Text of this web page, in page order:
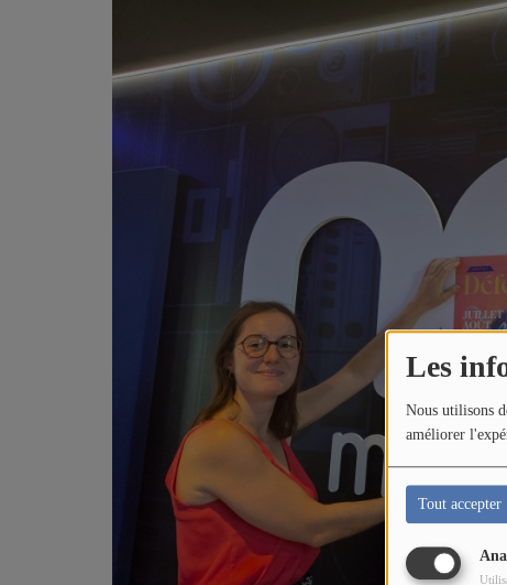
Les
Nous utilisons
améliorer
Tout accepter
LES TITRES DIFFUSES
PAROLES DE MECENES